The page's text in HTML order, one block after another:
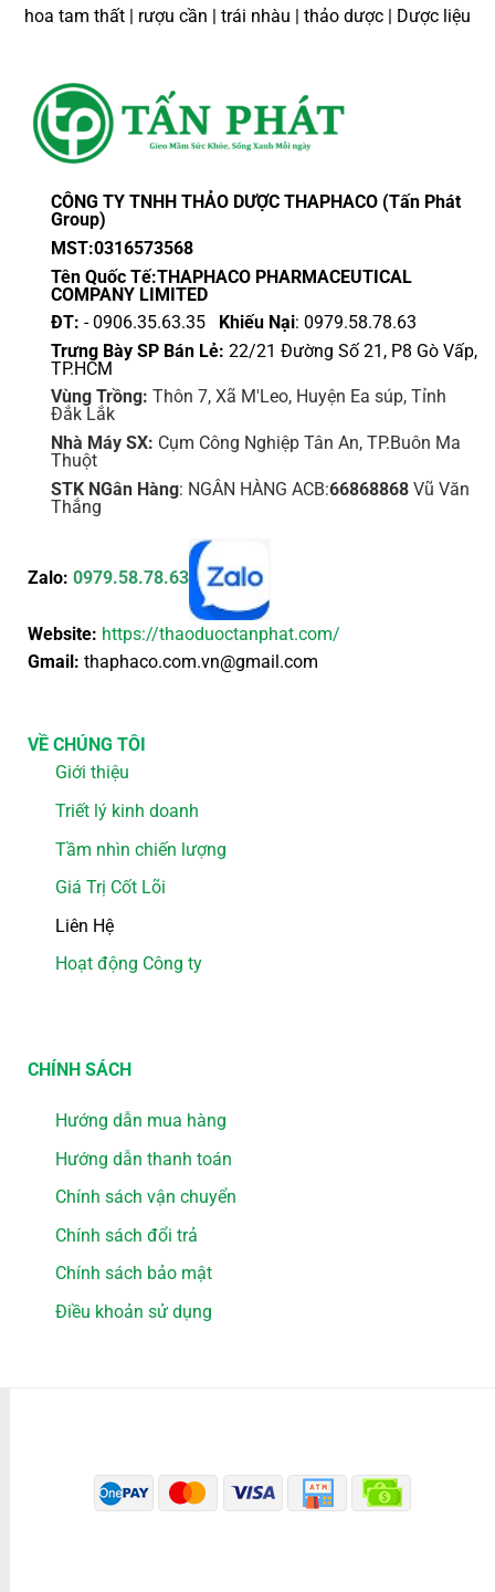
hoa tam thất | rượu cần | trái nhàu | thảo dược | Dược liệu
CÔNG TY TNHH THẢO DƯỢC THAPHACO (Tấn Phát
Group)
MST:0316573568
Tên Quốc Tế:THAPHACO PHARMACEUTICAL
COMPANY LIMITED
ĐT: - 0906.35.63.35 Khiếu Nại: 0979.58.78.63
Trưng Bày SP Bán Lẻ: 22/21 Đường Số 21, P8 Gò Vấp,
TP.HCM
Vùng Trồng: Thôn 7, Xã M'Leo, Huyện Ea súp, Tỉnh
Đắk Lắk
Nhà Máy SX: Cụm Công Nghiệp Tân An, TP.Buôn Ma
Thuột
STK NGân Hàng: NGÂN HÀNG ACB:66868868Vũ Văn
Thắng
Zalo: 0979.58.78.63
Website: https://thaoduoctanphat.com/
Gmail: thaphaco.com.vn@gmail.com
VỀ CHÚNG TÔI
Giới thiệu
Triết lý kinh doanh
Tầm nhìn chiến lượng
Giá Trị Cốt Lõi
Liên Hệ
Hoạt động Công ty
CHÍNH SÁCH
Hướng dẫn mua hàng
Hướng dẫn thanh toán
Chính sách vận chuyển
Chính sách đổi trả
Chính sách bảo mật
Điều khoản sử dụng